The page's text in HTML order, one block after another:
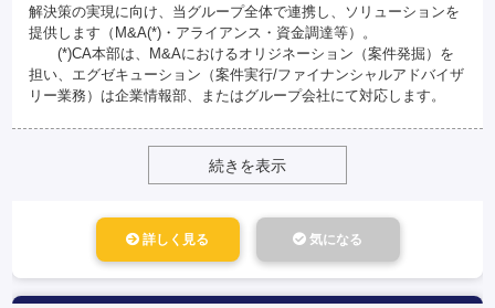
解決策の実現に向け、当グループ全体で連携し、ソリューションを
提供します（M&A(*)・アライアンス・資金調達等）。
(*)CA本部は、M&Aにおけるオリジネーション（案件発掘）を
担い、エグゼキューション（案件実行/ファイナンシャルアドバイザ
リー業務）は企業情報部、またはグループ会社にて対応します。
続きを表示
詳しく見る 気になる